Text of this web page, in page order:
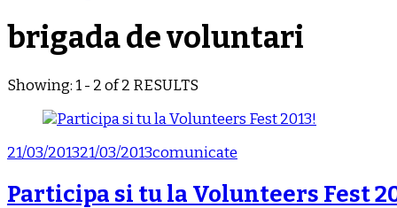
brigada de voluntari
Showing: 1 - 2 of 2 RESULTS
21/03/201321/03/2013comunicate
Participa si tu la Volunteers Fest